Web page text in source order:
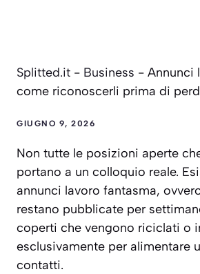
Splitted.it - Business - Annunci
come riconoscerli prima di
GIUGNO 9, 2026
Non tutte le posizioni aperte
portano a un colloquio reale.
annunci lavoro fantasma,
restano pubblicate per
coperti che vengono riciclati o
esclusivamente per alimentare
contatti.